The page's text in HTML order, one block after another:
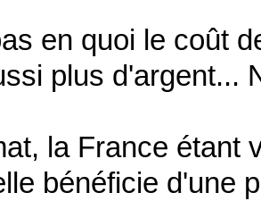
en quoi le coût
plus d'argent...
la France étant
bénéficie d'une